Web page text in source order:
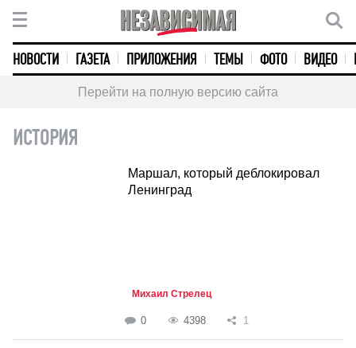
НОВОСТИ ГАЗЕТА ПРИЛОЖЕНИЯ ТЕМЫ ФОТО ВИДЕО
Перейти на полную версию сайта
ИСТОРИЯ
Маршал, который деблокировал
Ленинград
Михаил Стрелец
0 4398 1